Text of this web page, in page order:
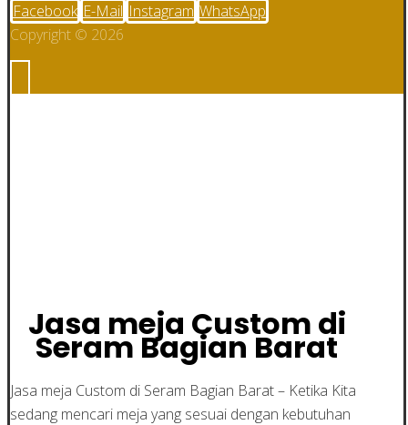
Facebook E-Mail Instagram WhatsApp
Copyright © 2026
Jasa meja Custom di
Seram Bagian Barat
Jasa meja Custom di Seram Bagian Barat – Ketika Kita
sedang mencari meja yang sesuai dengan kebutuhan